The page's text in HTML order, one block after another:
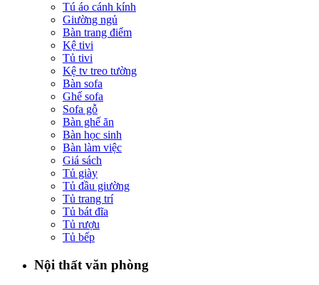
Tú áo cánh kính
Giường ngủ
Bàn trang điểm
Kệ tivi
Tủ tivi
Kệ tv treo tường
Bàn sofa
Ghế sofa
Sofa gỗ
Bàn ghế ăn
Bàn học sinh
Bàn làm việc
Giá sách
Tủ giày
Tủ đầu giường
Tủ trang trí
Tủ bát đĩa
Tủ rượu
Tủ bếp
Nội thất văn phòng